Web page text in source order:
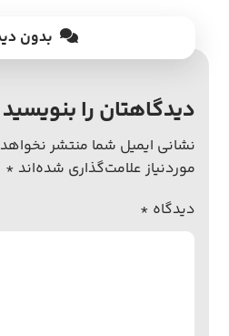
بدون
دیدگاهتان را بنویسید
نشانی ایمیل شما منتشر
موردنیاز علامت‌گذاری شده‌اند *
دیدگاه *